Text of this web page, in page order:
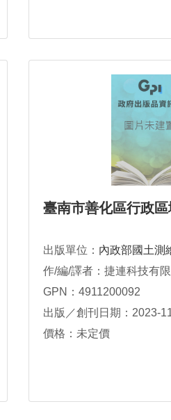
臺南市善化區行政
出版單位： 內政部國土測
作/編/譯者：捷連科技有限
GPN：4911200092
出版／創刊日期：2023-
價格：未定價